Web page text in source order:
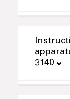
3140